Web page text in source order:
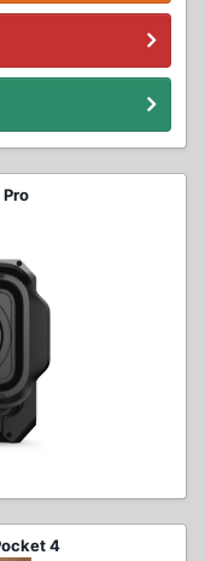
Pro
4